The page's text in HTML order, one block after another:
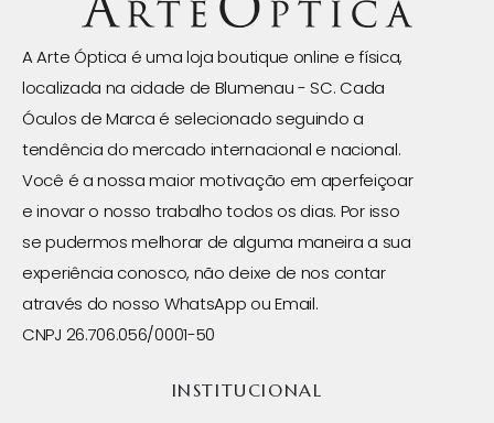
A Arte Óptica é uma loja boutique online e física,
localizada na cidade de Blumenau - SC. Cada
Óculos de Marca é selecionado seguindo a
tendência do mercado internacional e nacional.
Você é a nossa maior motivação em aperfeiçoar
e inovar o nosso trabalho todos os dias. Por isso
se pudermos melhorar de alguma maneira a sua
experiência conosco, não deixe de nos contar
através do nosso WhatsApp ou Email.
CNPJ 26.706.056/0001-50
INSTITUCIONAL